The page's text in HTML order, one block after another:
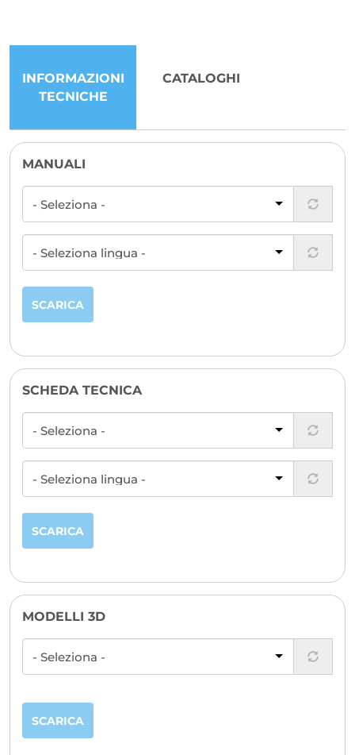
INFORMAZIONI
TECNICHE
CATALOGHI
MANUALI
SCARICA
SCHEDA TECNICA
SCARICA
MODELLI 3D
SCARICA